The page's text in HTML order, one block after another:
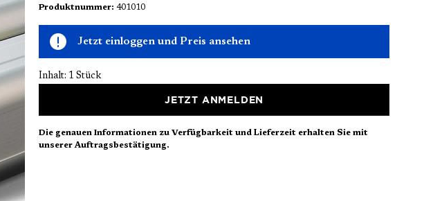
Produktnummer:401010
Jetzt einloggen und Preis ansehen
Inhalt: 1 Stück
JETZT ANMELDEN
Die genauen Informationen zu Verfügbarkeit und Lieferzeit erhalten Sie mit
unserer Auftragsbestätigung.